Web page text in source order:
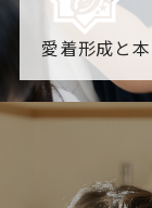
愛着形成と
園からのお知らせ
「すくすく子育